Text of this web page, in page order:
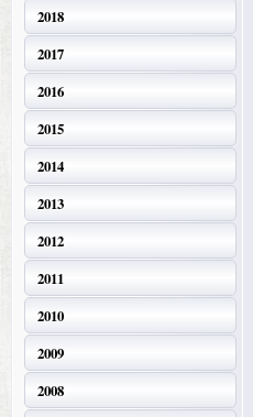
2018
2017
2016
2015
2014
2013
2012
2011
2010
2009
2008